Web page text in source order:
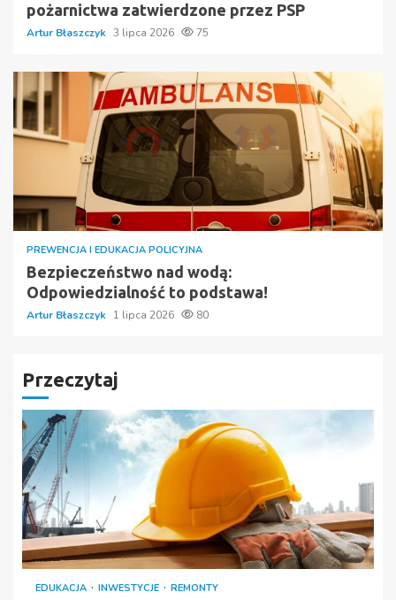
pożarnictwa zatwierdzone przez PSP
Artur Błaszczyk 3 lipca 2026 75
PREWENCJA I EDUKACJA POLICYJNA
Bezpieczeństwo nad wodą:
Odpowiedzialność to podstawa!
Artur Błaszczyk 1 lipca 2026 80
Przeczytaj
EDUKACJA INWESTYCJE REMONTY